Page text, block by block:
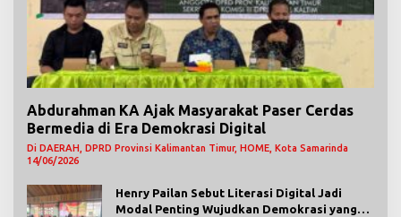
Abdurahman KA Ajak Masyarakat Paser Cerdas
Bermedia di Era Demokrasi Digital
Di DAERAH, DPRD Provinsi Kalimantan Timur, HOME, Kota Samarinda
14/06/2026
Henry Pailan Sebut Literasi Digital Jadi
Modal Penting Wujudkan Demokrasi yang